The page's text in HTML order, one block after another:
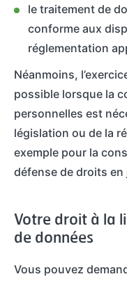
le traitement de
conforme aux
réglementation
Néanmoins,
possible lorsque la
personnelles est
législation ou de la
exemple pour la
défense de droits en
Votre droit à la
de données
Vous pouvez